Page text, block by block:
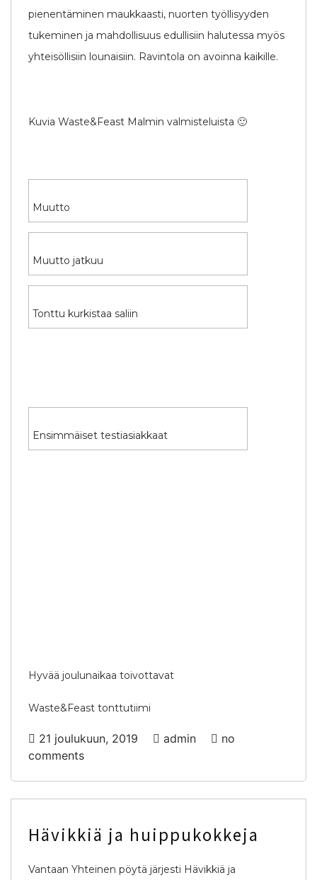
pienentäminen maukkaasti, nuorten työllisyyden
tukeminen ja mahdollisuus edullisiin halutessa myös
yhteisöllisiin lounaisiin. Ravintola on avoinna kaikille.
Kuvia Waste&Feast Malmin valmisteluista 🙂
Muutto
Muutto jatkuu
Tonttu kurkistaa saliin
Ensimmäiset testiasiakkaat
Hyvää joulunaikaa toivottavat
Waste&Feast tonttutiimi
21 joulukuun, 2019 admin
no
comments
Hävikkiä ja huippukokkeja
Vantaan Yhteinen pöytä järjesti Hävikkiä ja